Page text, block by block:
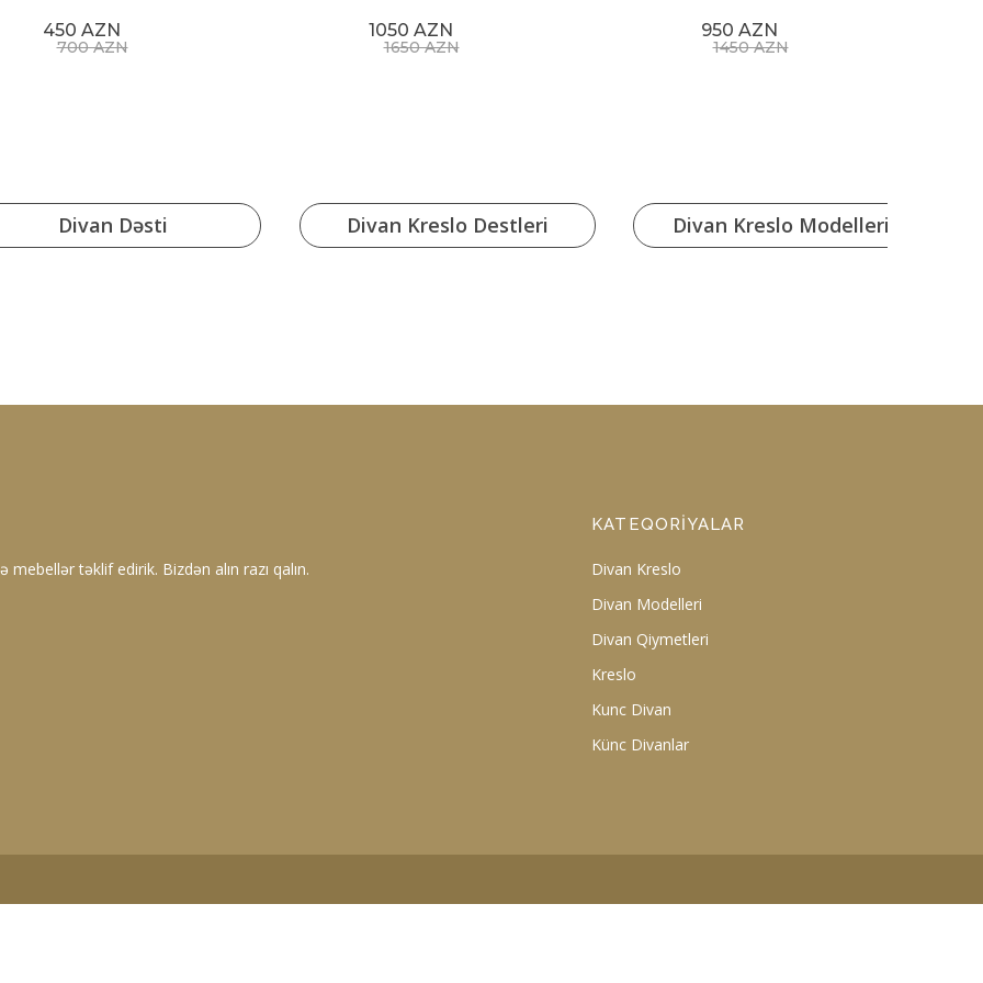
450 AZN
700 AZN
1050 AZN
1650 AZN
950 AZN
1450 AZN
Divan Dəsti Divan Kreslo Destleri Divan Kreslo Modelleri
təklif edirik. Bizdən alın razı qalın.
KATEQORIYALAR
Divan Kreslo
Divan Modelleri
Divan Qiymetleri
Kreslo
Kunc Divan
Künc Divanlar